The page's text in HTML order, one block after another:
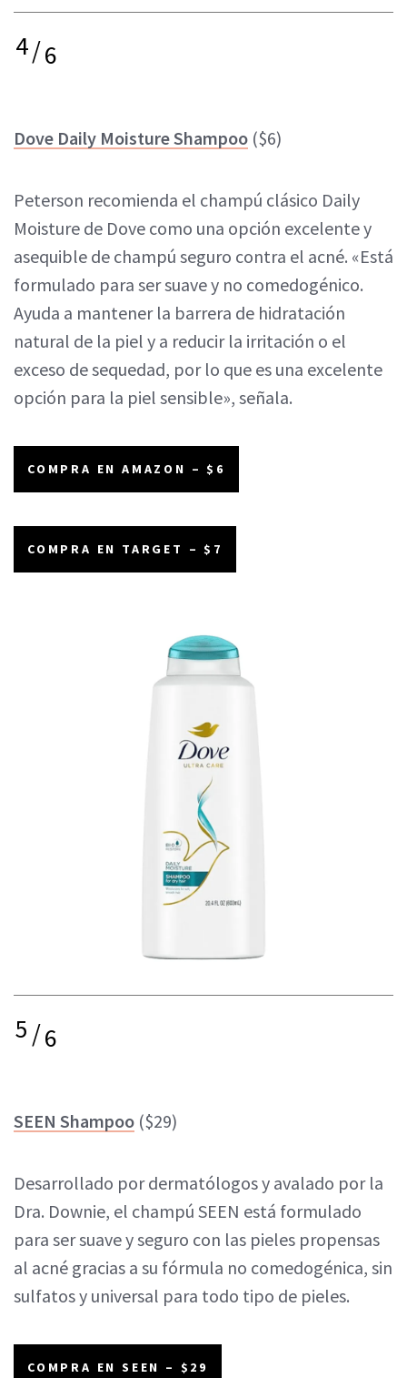
4/6
Dove Daily Moisture Shampoo ($6)
Peterson recomienda el champú clásico Daily
Moisture de Dove como una opción excelente y
asequible de champú seguro contra el acné. «Está
formulado para ser suave y no comedogénico.
Ayuda a mantener la barrera de hidratación
natural de la piel y a reducir la irritación o el
exceso de sequedad, por lo que es una excelente
opción para la piel sensible», señala.
COMPRA EN AMAZON – $6
COMPRA EN TARGET – $7
5/6
SEEN Shampoo ($29)
Desarrollado por dermatólogos y avalado por la
Dra. Downie, el champú SEEN está formulado
para ser suave y seguro con las pieles propensas
al acné gracias a su fórmula no comedogénica, sin
sulfatos y universal para todo tipo de pieles.
COMPRA EN SEEN – $29